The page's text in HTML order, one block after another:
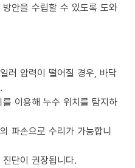
안을 수립할 수 있도록 도와
러 압력이 떨어질 경우, 바닥
이용해 누수 위치를 탐지하
파손으로 수리가 가능합니
단이 권장됩니다.